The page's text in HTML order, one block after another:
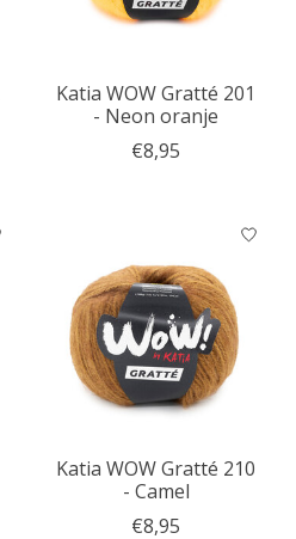
Katia WOW Gratté 201
- Neon oranje
€8,95
Katia WOW Gratté 210
- Camel
€8,95